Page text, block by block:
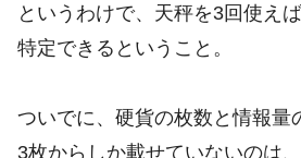
というわけで、天秤を3回使え
特定できるということ。
ついでに、硬貨の枚数と情報量
3枚からしか載せていないのは